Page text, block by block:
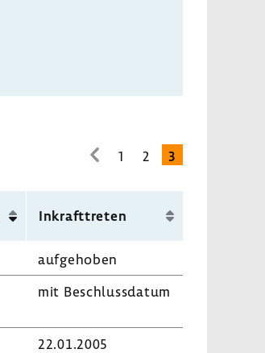
zur
Seite
1 2 3
Inkraft­treten
aufge­hoben
mit Beschluss­datum
22.01.2005